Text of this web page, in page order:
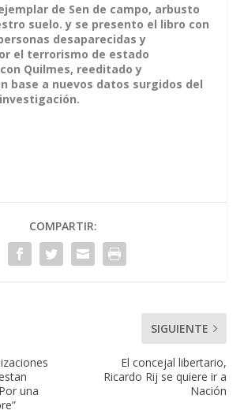
de Sen de campo, arbusto
suelo. y se presento el libro con
desaparecidas y
el terrorismo de estado
Quilmes, reeditado y
base a nuevos datos surgidos del
COMPARTIR:
una
SIGUIENTE
El concejal libertario,
Ricardo Rij se quiere ir a
Nación